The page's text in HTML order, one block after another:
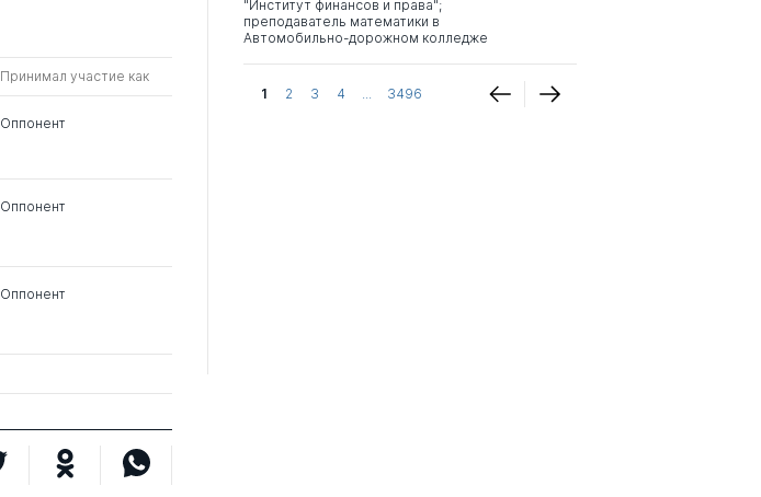
Принимал участие как
Оппонент
Оппонент
Оппонент
"Институт финансов и права";
преподаватель математики в
Автомобильно-дорожном колледже
1 2 3 4 ... 3496